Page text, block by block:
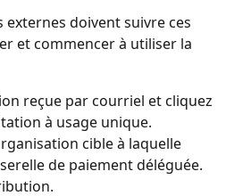
doivent suivre ces
et commencer à utiliser la
reçue par courriel et cliquez
à usage unique.
cible à laquelle
de paiement déléguée.